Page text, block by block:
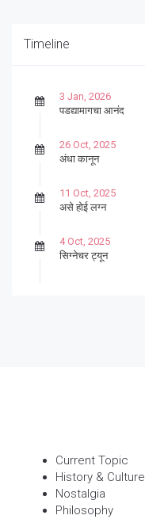
Timeline
3 Jan, 2026
पडद्यामागचा आनंद
26 Oct, 2025
अंधा कानून
11 Oct, 2025
असे होई लग्न
4 Oct, 2025
सिग्नेचर ट्यून
Current Topic
History & Culture
Nostalgia
Philosophy